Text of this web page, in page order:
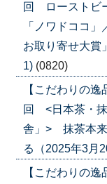
回 ローストビ
「ノワドココ
お取り寄せ大賞
1) (0820)
【こだわりの
回 <日本茶・抹
舎」> 抹茶本来
る（2025年3月
【こだわりの